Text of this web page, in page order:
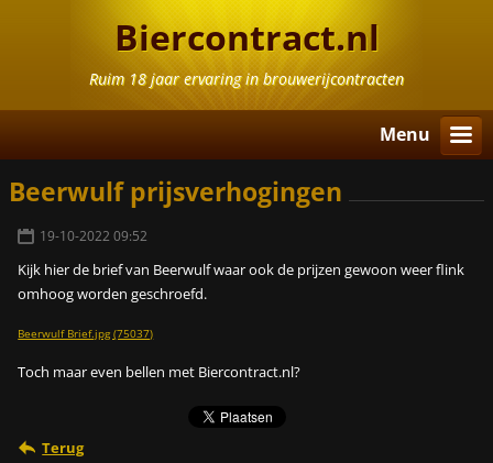
Biercontract.nl
Ruim 18 jaar ervaring in brouwerijcontracten
Menu
Beerwulf prijsverhogingen
19-10-2022 09:52
Kijk hier de brief van Beerwulf waar ook de prijzen gewoon weer flink
omhoog worden geschroefd.
Beerwulf Brief.jpg (75037)
Toch maar even bellen met Biercontract.nl?
Terug